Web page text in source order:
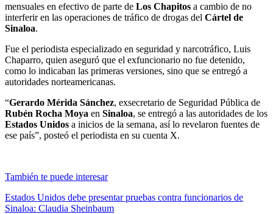
mensuales en efectivo de parte de Los Chapitos a cambio de no
interferir en las operaciones de tráfico de drogas del Cártel de
Sinaloa.
Fue el periodista especializado en seguridad y narcotráfico, Luis
Chaparro, quien aseguró que el exfuncionario no fue detenido,
como lo indicaban las primeras versiones, sino que se entregó a
autoridades norteamericanas.
“Gerardo Mérida Sánchez, exsecretario de Seguridad Pública de
Rubén Rocha Moya en Sinaloa, se entregó a las autoridades de los
Estados Unidos a inicios de la semana, así lo revelaron fuentes de
ese país”, posteó el periodista en su cuenta X.
También te puede interesar
Estados Unidos debe presentar pruebas contra funcionarios de
Sinaloa: Claudia Sheinbaum